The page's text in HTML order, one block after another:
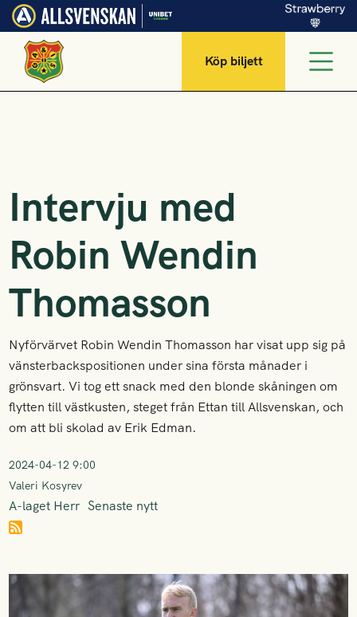
Köp biljett
Intervju med
Robin Wendin
Thomasson
Nyförvärvet Robin Wendin Thomasson har visat upp sig på
vänsterbackspositionen under sina första månader i
grönsvart. Vi tog ett snack med den blonde skåningen om
flytten till västkusten, steget från Ettan till Allsvenskan, och
om att bli skolad av Erik Edman.
2024-04-12 9:00
Valeri Kosyrev
A-laget Herr Senaste nytt